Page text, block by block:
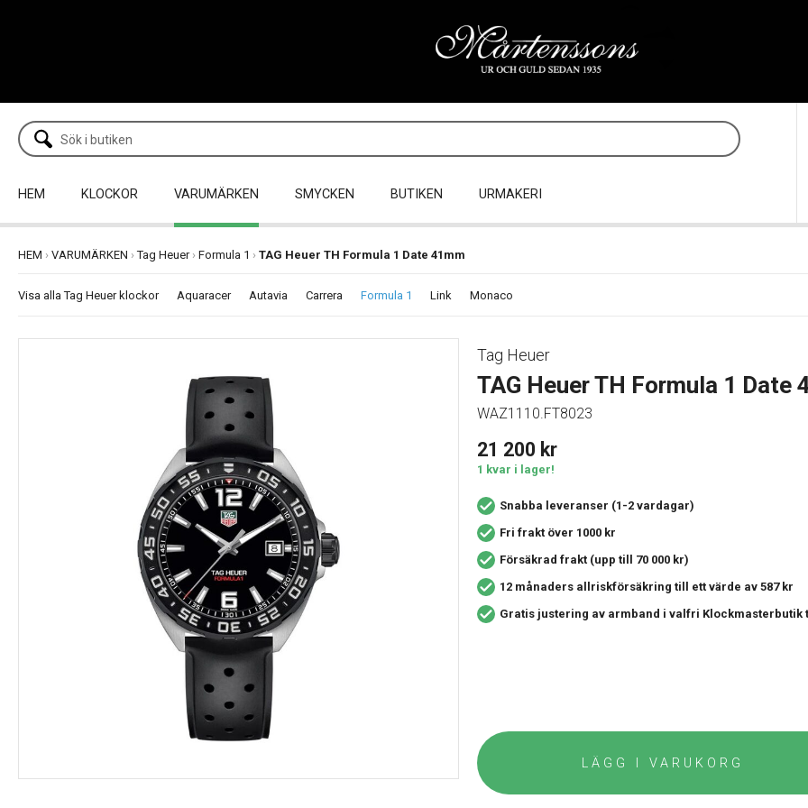
HEM KLOCKOR VARUMÄRKEN SMYCKEN BUTIKEN URMAKERI
HEM › VARUMÄRKEN ›Tag Heuer› Formula 1 › TAG Heuer TH Formula 1 Date 41mm
Visa alla Tag Heuer klockor Aquaracer Autavia Carrera Formula 1 Link Monaco
Tag Heuer
TAG Heuer TH Formula 1 Date
WAZ1110.FT8023
21 200 kr
1 kvar i lager!
Snabba leveranser (1-2 vardagar)
Fri frakt över 1000 kr
Försäkrad frakt (upp till 70 000 kr)
12 månaders allriskförsäkring till ett värde av 587 kr
Gratis justering av armband i valfri Klockmasterbutik
LÄGG I VARUKORG